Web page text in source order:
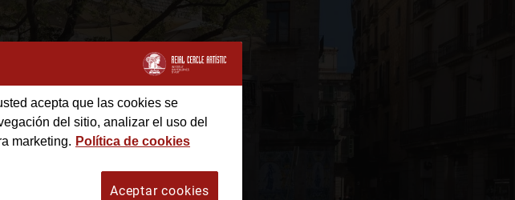
acepta que las cookies se
del sitio, analizar el uso del
marketing. Política de cookies
Aceptar cookies